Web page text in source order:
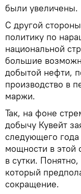
были увеличены.
С другой
политику по
национальной
большие
добытой нефти,
производство в
маржи.
Так, на фоне
добычу Кувейт
следующего
мощности в этой
в сутки.
который
сокращение.